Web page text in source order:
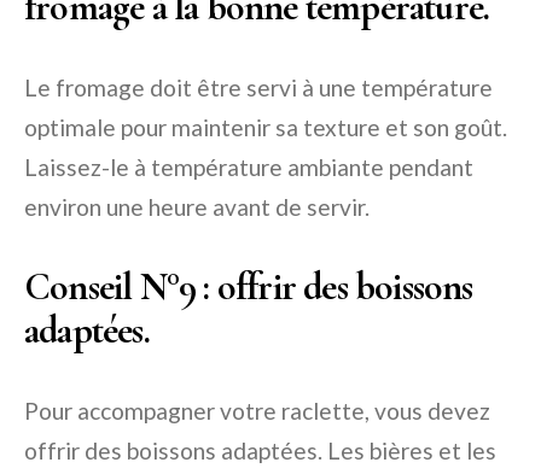
Le fromage doit être servi à une température
optimale pour maintenir sa texture et son goût.
Laissez-le à température ambiante pendant
environ une heure avant de servir.
Conseil N°9: offrir des boissons
adaptées.
Pour accompagner votre raclette, vous devez
offrir des boissons adaptées. Les bières et les